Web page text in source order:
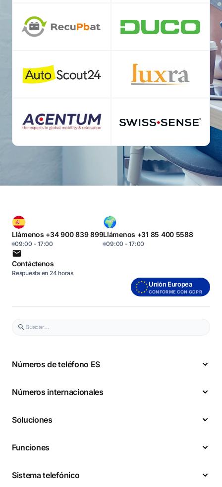
Llámenos +34 900 839 899
09:00 - 17:00
Llámenos +31 85 400 5588
09:00 - 17:00
Contáctenos
Respuesta en 24 horas
Unión Europea
CONFORME CON GDPR
Números de teléfono ES
Números internacionales
Soluciones
Funciones
Sistema telefónico